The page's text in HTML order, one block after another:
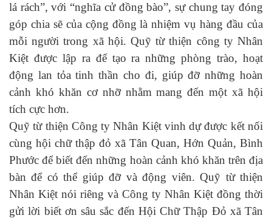
lá rách”, với “nghĩa cử đồng bào”, sự chung tay đóng
góp chia sẽ của cộng đồng là nhiệm vụ hàng đầu của
mỗi người trong xã hội. Quỹ từ thiện công ty Nhân
Kiệt được lập ra để tạo ra những phòng trào, hoạt
động lan tỏa tinh thần cho đi, giúp đỡ những hoàn
cảnh khó khăn cơ nhỡ nhằm mang đến một xã hội
tích cực hơn.
Quỹ từ thiện Công ty Nhân Kiệt vinh dự được kết nối
cùng hội chữ thập đỏ xã Tân Quan, Hớn Quản, Bình
Phước để biết đến những hoàn cảnh khó khăn trên địa
bàn để có thể giúp đỡ và động viên. Quỹ từ thiện
Nhân Kiệt nói riêng và Công ty Nhân Kiệt đồng thời
gửi lời biết ơn sâu sắc đến Hội Chữ Thập Đỏ xã Tân